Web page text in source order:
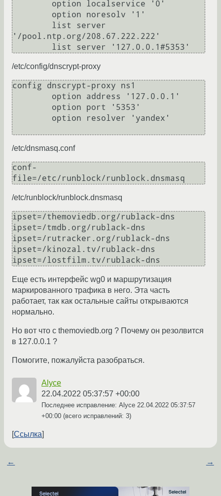
'/pool.ntp.org/208.67.222.222'
/etc/config/dnscrypt-proxy
config dnscrypt-proxy ns1
/etc/dnsmasq.conf
conf-
/etc/runblock/runblock.dnsmasq
ipset=/themoviedb.org/rublack-dns
ipset=/tmdb.org/rublack-dns
ipset=/rutracker.org/rublack-dns
ipset=/kinozal.tv/rublack-dns
Еще есть интерфейс wg0 и маршрутизация
маркированного трафика в него. Эта часть
работает, так как остальные сайты открываются
нормально.
Но вот что с themoviedb.org ? Почему он резолвится
в 127.0.0.1 ?
Помогите, пожалуйста разобраться.
Alyce
22.04.2022 05:37:57 +00:00
Последнее исправление: Alyce 22.04.2022 05:37:57
+00:00 (всего исправлений: 3)
Ссылка
← →